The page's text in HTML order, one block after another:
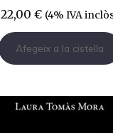
22,00 € (4% IVA
Afegeix a la cistella